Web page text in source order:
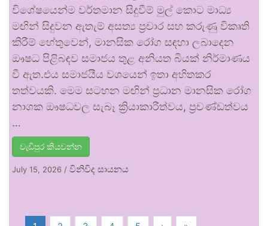
විශේෂයෙන්ම වර්තමාන සිදුවීම් මුල් කොට මාධ්‍ය
මඟින් සිදුවන ඇතැම් අසත්‍ය ප්‍රචාර සහ කරුණු විකෘති
කිරීම් හේතුවෙන්, මානසික රෝග සඳහා ලබාදෙන
ඖෂධ පිළිබඳව සමාජය තුළ අනියත බියක් නිර්මාණය
වී ඇත.එය සමාජයීය වශයෙන් ඉතා අහිතකර
තත්වයකි. මෙම සටහන මඟින් ප්‍රධාන මානසික රෝග
නාශක ඖෂධවල සැබෑ ක්‍රියාකාරීත්වය, ප්‍රචණ්ඩත්වය
…
වැඩිපුර කියවන්න
July 15, 2026 / විනිවිද සායනය